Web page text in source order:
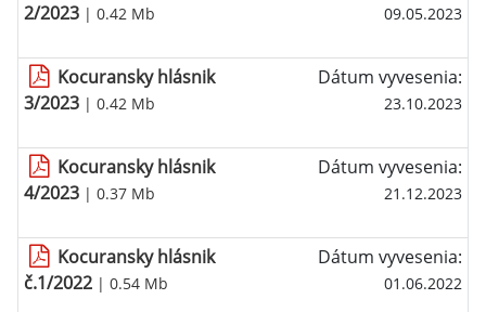
2/2023 | 0.42 Mb 09.05.2023
Kocuransky hlásnik
3/2023 | 0.42 Mb
Dátum vyvesenia:
23.10.2023
Kocuransky hlásnik
4/2023 | 0.37 Mb
Dátum vyvesenia:
21.12.2023
Kocuransky hlásnik
č.1/2022 | 0.54 Mb
Dátum vyvesenia:
01.06.2022